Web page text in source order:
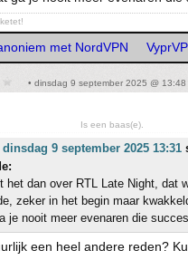
met NordVPN
• dinsdag 9 september 2025 @ 13:48
Is een baas(e).
dinsdag 9 september 2025 13:31
het dan over RTL Late Night, dat
zeker in het begin maar
je nooit meer evenaren die
een heel andere reden?